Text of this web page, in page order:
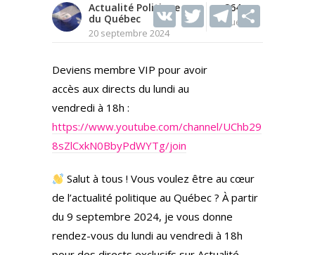
Actualité Politique
du Québec
20 septembre 2024
264
Vues
V T
itt
er
T
m
Deviens membre VIP pour avoir
accès aux directs du lundi au
vendredi à 18h :
https://www.youtube.com/channel/UChb29
8sZlCxkN0BbyPdWYTg/join
Salut à tous ! Vous voulez être au cœur
de l’actualité politique au Québec ? À partir
du 9 septembre 2024, je vous donne
rendez-vous du lundi au vendredi à 18h